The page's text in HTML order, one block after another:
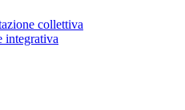
collettiva
integrativa